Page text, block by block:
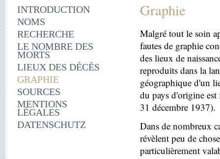
INTRODUCTION
NOMS
RECHERCHE
LE NOMBRE DES
MORTS
LIEUX DES DÉCÈS
GRAPHIE
SOURCES
MENTIONS
LÉGALES
DATENSCHUTZ
Graphie
Malgré tout le soin
fautes de graphie
des lieux de
reproduits dans la
géographique d'un
du pays d'origine est
31 décembre 1937).
Dans de nombreux
révèlent peu de
particulièrement